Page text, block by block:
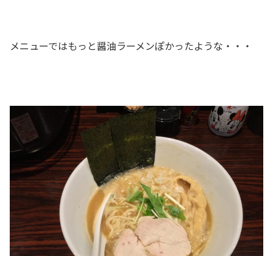
メニューではもっと醤油ラーメンぽかったような・・・